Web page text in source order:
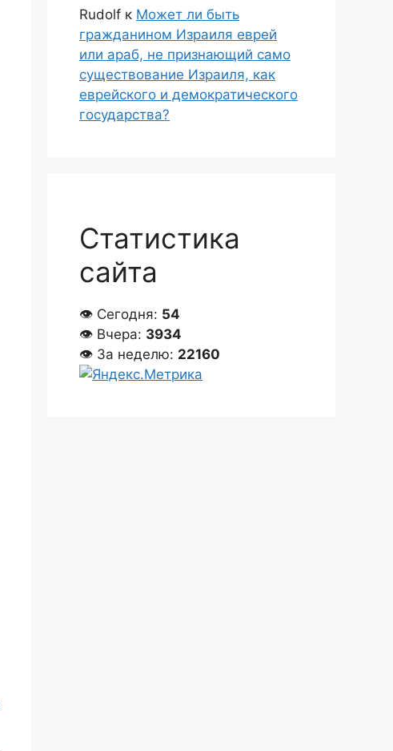
Rudolf к Может ли быть
гражданином Израиля еврей
или араб, не признающий само
существование Израиля, как
еврейского и демократического
государства?
Статистика
сайта
👁 Сегодня: 54
👁 Вчера: 3934
👁 За неделю: 22160